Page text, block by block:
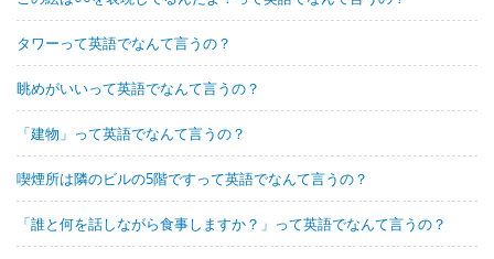
タワーって英語でなんて言うの？
眺めがいいって英語でなんて言うの？
「建物」って英語でなんて言うの？
喫煙所は隣のビルの5階ですって英語でなんて言うの？
「誰と何を話しながら食事しますか？」って英語でなんて言うの？